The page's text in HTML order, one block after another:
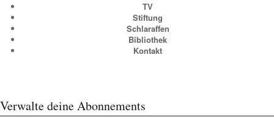
TV
Stiftung
Schlaraffen
Bibliothek
Kontakt
Verwalte deine Abonnements